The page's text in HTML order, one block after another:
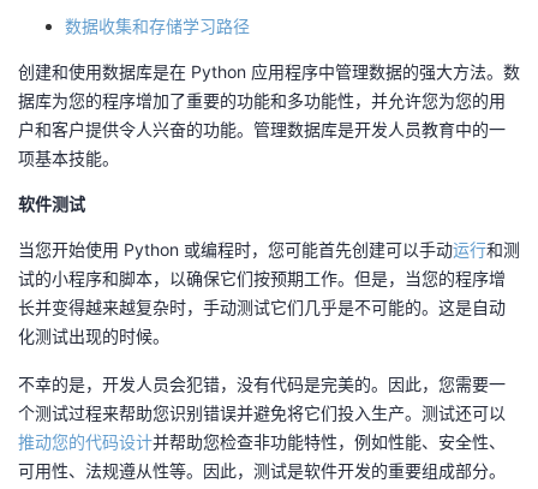
数据收集和存储学习路径
创建和使用数据库是在 Python 应用程序中管理数据的强大方法。数
据库为您的程序增加了重要的功能和多功能性，并允许您为您的用
户和客户提供令人兴奋的功能。管理数据库是开发人员教育中的一
项基本技能。
软件测试
当您开始使用 Python 或编程时，您可能首先创建可以手动运行和测
试的小程序和脚本，以确保它们按预期工作。但是，当您的程序增
长并变得越来越复杂时，手动测试它们几乎是不可能的。这是自动
化测试出现的时候。
不幸的是，开发人员会犯错，没有代码是完美的。因此，您需要一
个测试过程来帮助您识别错误并避免将它们投入生产。测试还可以
推动您的代码设计并帮助您检查非功能特性，例如性能、安全性、
可用性、法规遵从性等。因此，测试是软件开发的重要组成部分。